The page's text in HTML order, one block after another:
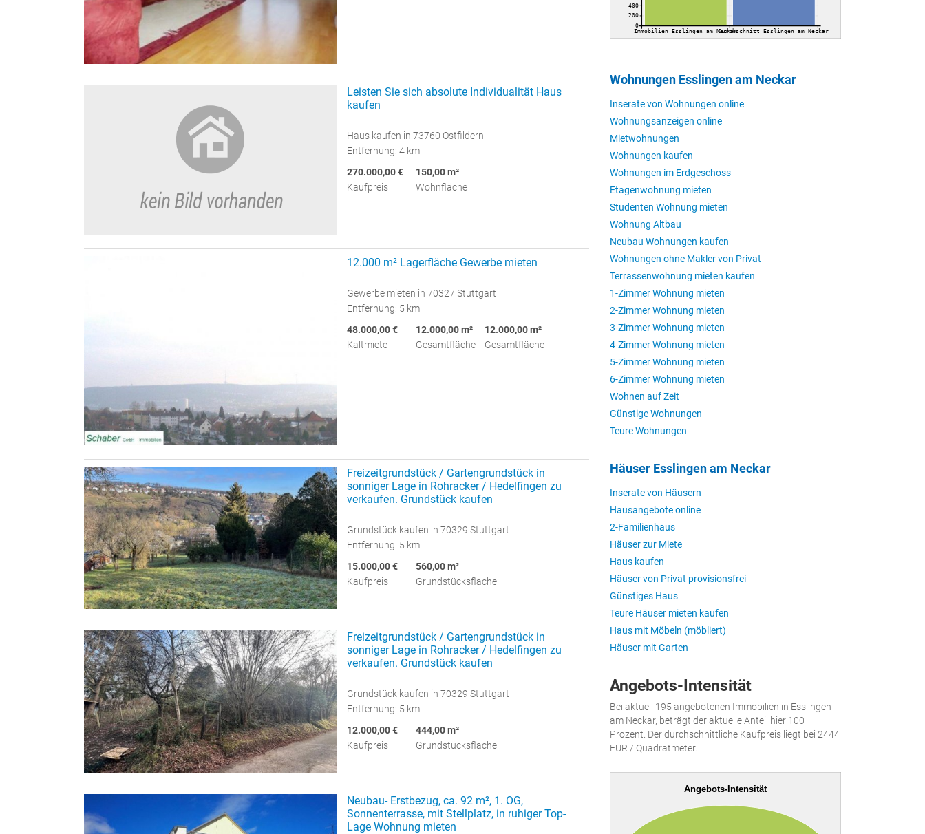
Leisten Sie sich absolute Individualität Haus
kaufen
Haus kaufen in 73760 Ostfildern
Entfernung: 4 km
270.000,00 €
Kaufpreis
150,00 m²
Wohnfläche
12.000 m² Lagerfläche Gewerbe mieten
Gewerbe mieten in 70327 Stuttgart
Entfernung: 5 km
48.000,00 €
Kaltmiete
12.000,00 m²
Gesamtfläche
12.000,00 m²
Gesamtfläche
Freizeitgrundstück / Gartengrundstück in
sonniger Lage in Rohracker / Hedelfingen zu
verkaufen. Grundstück kaufen
Grundstück kaufen in 70329 Stuttgart
Entfernung: 5 km
15.000,00 €
Kaufpreis
560,00 m²
Grundstücksfläche
Freizeitgrundstück / Gartengrundstück in
sonniger Lage in Rohracker / Hedelfingen zu
verkaufen. Grundstück kaufen
Grundstück kaufen in 70329 Stuttgart
Entfernung: 5 km
12.000,00 €
Kaufpreis
444,00 m²
Grundstücksfläche
Neubau- Erstbezug, ca. 92 m², 1. OG,
Sonnenterrasse, mit Stellplatz, in ruhiger Top-
Lage Wohnung mieten
0
200
400
Immobilien Esslingen am NeckarDurchschnitt Esslingen am Neckar
Wohnungen Esslingen am Neckar
Inserate von Wohnungen online
Wohnungsanzeigen online
Mietwohnungen
Wohnungen kaufen
Wohnungen im Erdgeschoss
Etagenwohnung mieten
Studenten Wohnung mieten
Wohnung Altbau
Neubau Wohnungen kaufen
Wohnungen ohne Makler von Privat
Terrassenwohnung mieten kaufen
1-Zimmer Wohnung mieten
2-Zimmer Wohnung mieten
3-Zimmer Wohnung mieten
4-Zimmer Wohnung mieten
5-Zimmer Wohnung mieten
6-Zimmer Wohnung mieten
Wohnen auf Zeit
Günstige Wohnungen
Teure Wohnungen
Häuser Esslingen am Neckar
Inserate von Häusern
Hausangebote online
2-Familienhaus
Häuser zur Miete
Haus kaufen
Häuser von Privat provisionsfrei
Günstiges Haus
Teure Häuser mieten kaufen
Haus mit Möbeln (möbliert)
Häuser mit Garten
Angebots-Intensität
Bei aktuell 195 angebotenen Immobilien in Esslingen
am Neckar, beträgt der aktuelle Anteil hier 100
Prozent. Der durchschnittliche Kaufpreis liegt bei 2444
EUR / Quadratmeter.
Angebots-Intensität